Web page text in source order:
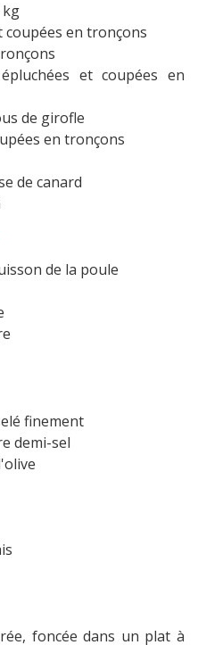
kg
coupées en tronçons
et coupées en
de girofle
en tronçons
de canard
de la poule
finement
demi-sel
foncée dans un plat à